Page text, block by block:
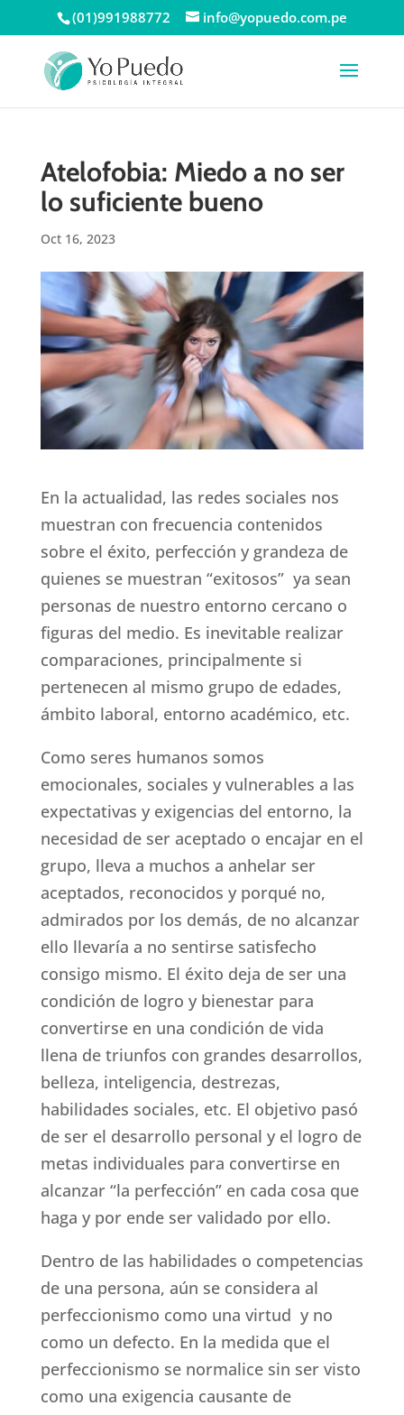
(01)991988772 info@yopuedo.com.pe
Atelofobia: Miedo a no ser
lo suficiente bueno
Oct 16, 2023
En la actualidad, las redes sociales nos
muestran con frecuencia contenidos
sobre el éxito, perfección y grandeza de
quienes se muestran “exitosos” ya sean
personas de nuestro entorno cercano o
figuras del medio. Es inevitable realizar
comparaciones, principalmente si
pertenecen al mismo grupo de edades,
ámbito laboral, entorno académico, etc.
Como seres humanos somos
emocionales, sociales y vulnerables a las
expectativas y exigencias del entorno, la
necesidad de ser aceptado o encajar en el
grupo, lleva a muchos a anhelar ser
aceptados, reconocidos y porqué no,
admirados por los demás, de no alcanzar
ello llevaría a no sentirse satisfecho
consigo mismo. El éxito deja de ser una
condición de logro y bienestar para
convertirse en una condición de vida
llena de triunfos con grandes desarrollos,
belleza, inteligencia, destrezas,
habilidades sociales, etc. El objetivo pasó
de ser el desarrollo personal y el logro de
metas individuales para convertirse en
alcanzar “la perfección” en cada cosa que
haga y por ende ser validado por ello.
Dentro de las habilidades o competencias
de una persona, aún se considera al
perfeccionismo como una virtud y no
como un defecto. En la medida que el
perfeccionismo se normalice sin ser visto
como una exigencia causante de